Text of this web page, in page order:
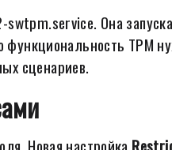
Она
TPM
сценариев.